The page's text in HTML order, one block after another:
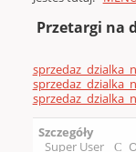
Przetargi na
Szczegóły
Super User